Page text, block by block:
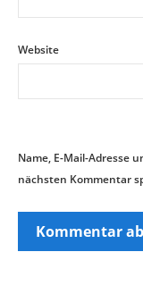
Website
Name, E-Mail-Adresse
nächsten Kommentar